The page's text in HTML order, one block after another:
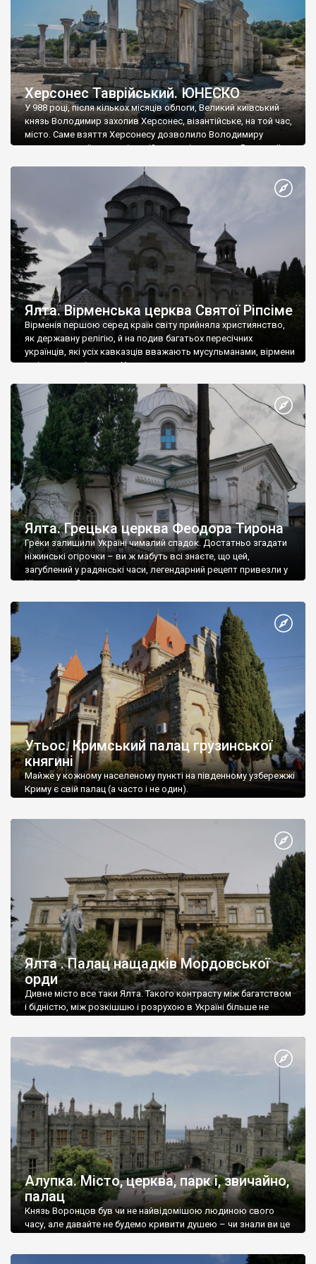
Херсонес Таврійський. ЮНЕСКО
У 988 році, після кількох місяців облоги, Великий київський
князь Володимир захопив Херсонес, візантійське, на той час,
місто. Саме взяття Херсонесу дозволило Володимиру
диктувати свої умови візантійському імператору Василю ІІ, та
Херсонесі Володимир-язичник, став Василем-християнином.
А потім було Хрещення Русі. На честь Херсонесу Таврійського
Ялта. Вірменська церква Святої Ріпсіме
Вірменія першою серед країн світу прийняла християнство,
як державну релігію, й на подив багатьох пересічних
українців, які усіх кавказців вважають мусульманами, вірмени
є відданими вірянами Христа
Ялта. Грецька церква Феодора Тирона
Греки залишили Україні чималий спадок. Достатньо згадати
ніжинські огірочки – ви ж мабуть всі знаєте, що цей,
загублений у радянські часи, легендарний рецепт привезли у
Ніжин греки?
Утьос. Кримський палац грузинської
княгині
Майже у кожному населеному пункті на південному узбережжі
Криму є свій палац (а часто і не один).
Ялта . Палац нащадків Мордовської
орди
Дивне місто все таки Ялта. Такого контрасту між багатством
і бідністю, між розкішшю і розрухою в Україні більше не
Алупка. Місто, церква, парк і, звичайно,
палац
Князь Воронцов був чи не найвідомішою людиною свого
часу, але давайте не будемо кривити душею – чи знали ви це